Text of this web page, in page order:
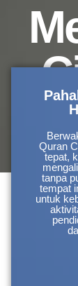
Quran
tepat,
tanpa
tempat
untuk